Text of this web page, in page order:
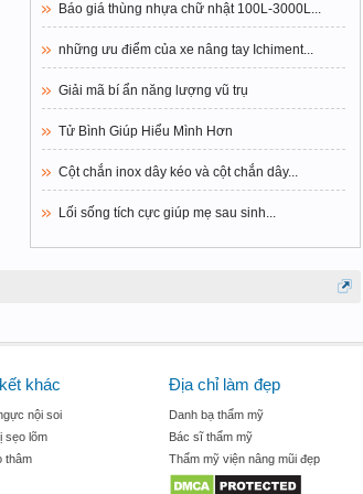
Báo giá thùng nhựa chữ nhật 100L-3000L...
những ưu điểm của xe nâng tay Ichiment...
Giải mã bí ẩn năng lượng vũ trụ
Tử Bình Giúp Hiểu Mình Hơn
Cột chắn inox dây kéo và cột chắn dây...
Lối sống tích cực giúp mẹ sau sinh...
khác
nội soi
sẹo lõm
thâm
Địa chỉ làm đẹp
Danh bạ thẩm mỹ
Bác sĩ thẩm mỹ
Thẩm mỹ viện nâng mũi đẹp